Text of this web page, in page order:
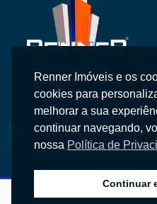
Na Renner Imobiliária, não
entregamos segurança,
personalizado.
Renner Imóveis e os
cookies para
melhorar a sua
continuar navegando,
nossa Política de
Continuar